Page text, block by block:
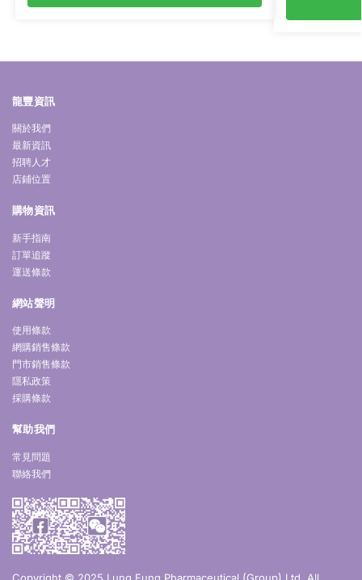
龍豐資訊
關於我們
最新資訊
招聘人才
店鋪位置
購物資訊
新手指南
訂單追蹤
運送條款
網站聲明
使用條款
網購銷售條款
門市銷售條款
隱私政策
採購條款
幫助我們
常見問題
聯絡我們
Copyright © 2025 Lung Fung Pharmaceutical (Group) Ltd. All